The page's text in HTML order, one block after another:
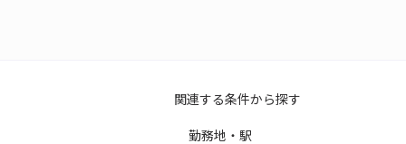
関連する条件から探す
勤務地・駅